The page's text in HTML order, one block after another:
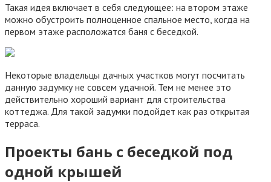
Такая идея включает в себя следующее: на втором этаже
можно обустроить полноценное спальное место, когда на
первом этаже расположатся баня с беседкой.
Некоторые владельцы дачных участков могут посчитать
данную задумку не совсем удачной. Тем не менее это
действительно хороший вариант для строительства
коттеджа. Для такой задумки подойдет как раз открытая
терраса.
Проекты бань с беседкой под
одной крышей